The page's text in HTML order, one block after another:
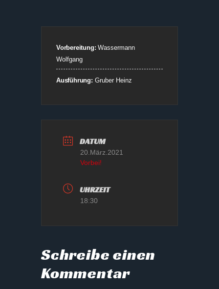
Vorbereitung:Wassermann
Wolfgang
Ausführung: Gruber Heinz
DATUM
20.März.2021
Vorbei!
UHRZEIT
18:30
Schreibe einen
Kommentar